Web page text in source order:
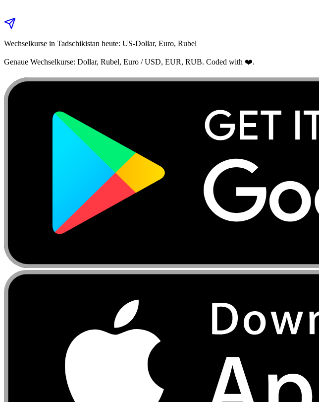
Wechselkurse in Tadschikistan heute: US‑Dollar, Euro, Rubel
Genaue Wechselkurse: Dollar, Rubel, Euro / USD, EUR, RUB. Coded with ❤️.